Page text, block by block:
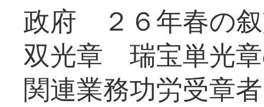
政府 ２６年春の
双光章 瑞宝単光
関連業務功労受章者